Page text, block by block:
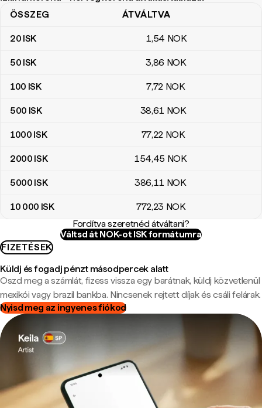
izlandi korona – norvég korona átváltási táblázat
ÖSSZEG ÁTVÁLTVA
20 ISK 1,54 NOK
50 ISK 3,86 NOK
100 ISK 7,72 NOK
500 ISK 38,61 NOK
1000 ISK 77,22 NOK
2000 ISK 154,45 NOK
5000 ISK 386,11 NOK
10 000 ISK 772,23 NOK
Fordítva szeretnéd átváltani?
Váltsd át NOK-ot ISK formátumra
FIZETÉSEK
Küldj és fogadj pénzt másodpercek alatt
Oszd meg a számlát, fizess vissza egy barátnak, küldj közvetlenül
mexikói vagy brazil bankba. Nincsenek rejtett díjak és csáli felárak.
Nyisd meg az ingyenes fiókod